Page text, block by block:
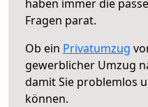
haben immer die
Fragen parat.
Ob ein Privatumzug
gewerblicher Umzug
damit Sie problemlos
können.